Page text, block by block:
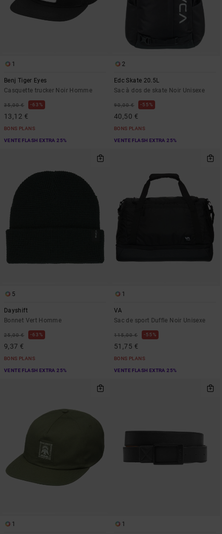
1
Benj Tiger Eyes
Casquette trucker Noir Homme
35,00 € 63%
13,12 €
BONS PLANS
VENTE FLASH EXTRA 25%
2
Edc Skate 20.5L
Sac à dos de skate Noir Unisexe
90,00 € 55%
40,50 €
BONS PLANS
VENTE FLASH EXTRA 25%
5
Dayshift
Bonnet Vert Homme
25,00 € 63%
9,37 €
BONS PLANS
VENTE FLASH EXTRA 25%
1
VA
Sac de sport Duffle Noir Unisexe
115,00 € 55%
51,75 €
BONS PLANS
VENTE FLASH EXTRA 25%
1 1